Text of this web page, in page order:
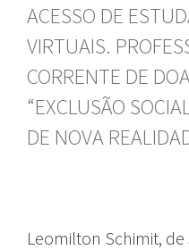
ACESSO DE
VIRTUAIS.
CORRENTE DE
“EXCLUSÃO
DE NOVA
Leomilton Schimit, de